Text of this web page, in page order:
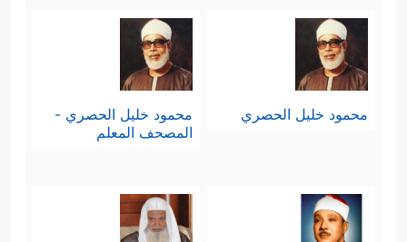
محمود خليل الحصري
محمود خليل الحصري -
المصحف المعلم